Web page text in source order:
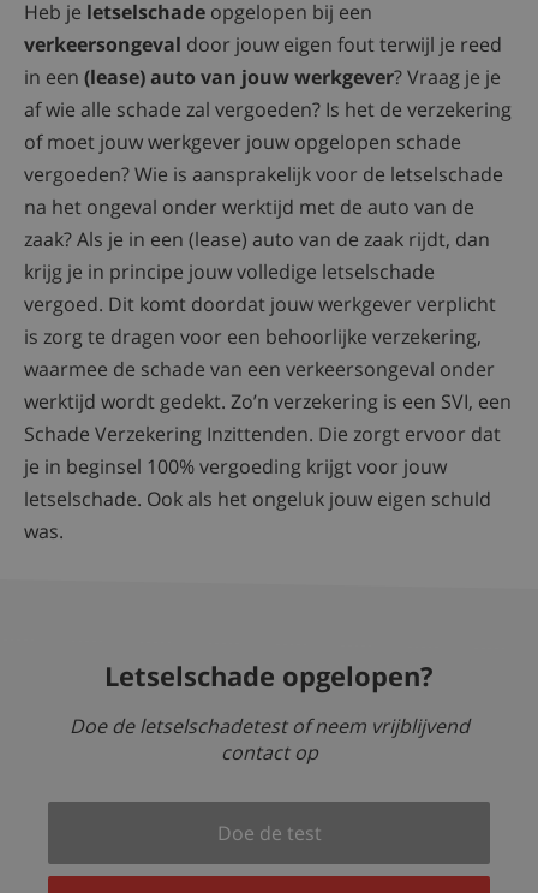
Heb je letselschade opgelopen bij een
verkeersongeval door jouw eigen fout terwijl je reed
in een (lease) auto van jouw werkgever? Vraag je je
af wie alle schade zal vergoeden? Is het de verzekering
of moet jouw werkgever jouw opgelopen schade
vergoeden? Wie is aansprakelijk voor de letselschade
na het ongeval onder werktijd met de auto van de
zaak? Als je in een (lease) auto van de zaak rijdt, dan
krijg je in principe jouw volledige letselschade
vergoed. Dit komt doordat jouw werkgever verplicht
is zorg te dragen voor een behoorlijke verzekering,
waarmee de schade van een verkeersongeval onder
werktijd wordt gedekt. Zo’n verzekering is een SVI, een
Schade Verzekering Inzittenden. Die zorgt ervoor dat
je in beginsel 100% vergoeding krijgt voor jouw
letselschade. Ook als het ongeluk jouw eigen schuld
was.
Letselschade opgelopen?
Doe de letselschadetest of neem vrijblijvend
contact op
Doe de test